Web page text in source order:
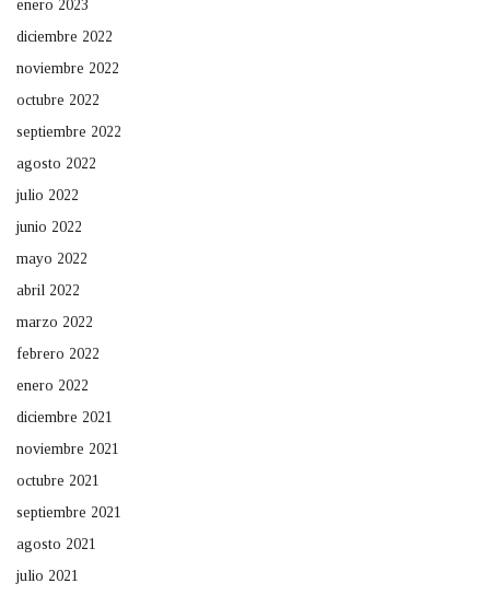
enero 2023
diciembre 2022
noviembre 2022
octubre 2022
septiembre 2022
agosto 2022
julio 2022
junio 2022
mayo 2022
abril 2022
marzo 2022
febrero 2022
enero 2022
diciembre 2021
noviembre 2021
octubre 2021
septiembre 2021
agosto 2021
julio 2021